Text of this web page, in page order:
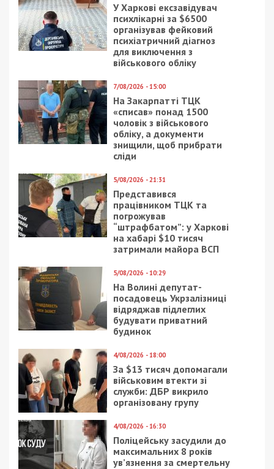
У Харкові ексзавідувач
психлікарні за $6500
організував фейковий
психіатричний діагноз
для виключення з
військового обліку
7/08/2026 - 15:00
На Закарпатті ТЦК
«списав» понад 1500
чоловік з військового
обліку, а документи
знищили, щоб прибрати
сліди
5/08/2026 - 21:31
Представився
працівником ТЦК та
погрожував
“штрафбатом”: у Харкові
на хабарі $10 тисяч
затримали майора ВСП
5/08/2026 - 10:29
На Волині депутат-
посадовець Укрзалізниці
відряджав підлеглих
будувати приватний
будинок
4/08/2026 - 18:00
За $13 тисяч допомагали
військовим втекти зі
служби: ДБР викрило
організовану групу
4/08/2026 - 16:30
Поліцейську засудили до
максимальних 8 років
ув’язнення за смертельну